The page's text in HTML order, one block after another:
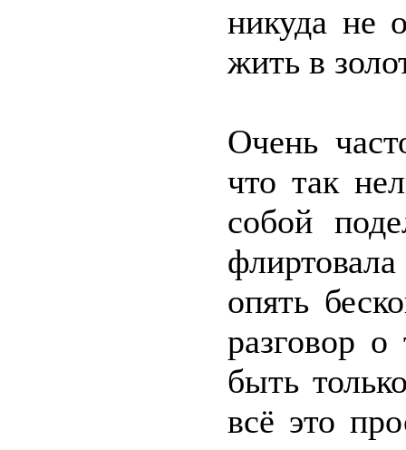
никуда не
жить в
Очень
что так
собой
опять
разговор
быть
всё это